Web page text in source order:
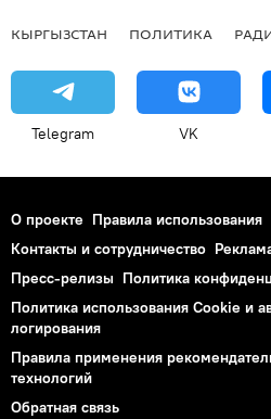
КЫРГЫЗСТАН ПОЛИТИКА
Telegram VK
О проекте Правила использования
Контакты и сотрудничество
Пресс-релизы Политика
Политика использования Cookie и
логирования
Правила применения
технологий
Обратная связь